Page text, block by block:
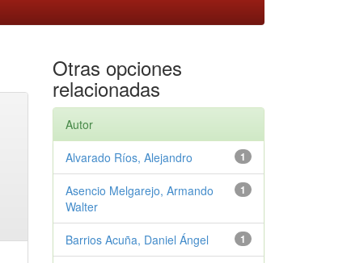
Otras opciones
relacionadas
Autor
1
Alvarado Ríos, Alejandro
1
Asencio Melgarejo, Armando
Walter
1
Barrios Acuña, Daniel Ángel